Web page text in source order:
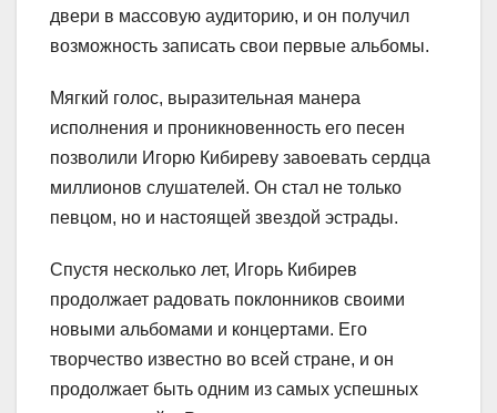
двери в массовую аудиторию, и он получил
возможность записать свои первые альбомы.
Мягкий голос, выразительная манера
исполнения и проникновенность его песен
позволили Игорю Кибиреву завоевать сердца
миллионов слушателей. Он стал не только
певцом, но и настоящей звездой эстрады.
Спустя несколько лет, Игорь Кибирев
продолжает радовать поклонников своими
новыми альбомами и концертами. Его
творчество известно во всей стране, и он
продолжает быть одним из самых успешных